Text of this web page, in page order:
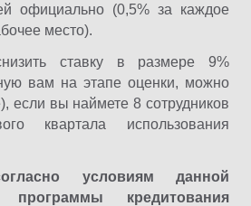
официально (0,5% за каждое
место).
ставку в размере 9%
вам на этапе оценки, можно
если вы наймете 8 сотрудников
квартала использования
условиям данной
программы кредитования